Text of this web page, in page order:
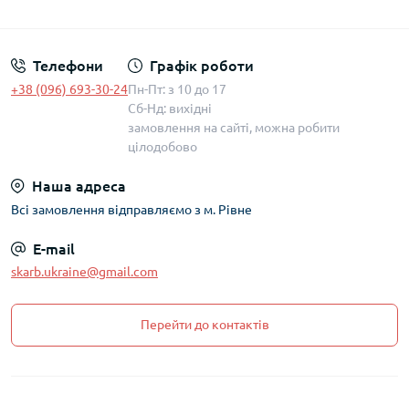
Телефони
+38 (096) 693-30-24
Графік роботи
Пн-Пт: з 10 до 17
Сб-Нд: вихідні
замовлення на сайті, можна робити
цілодобово
Наша адреса
Всі замовлення відправляємо з м. Рівне
E-mail
skarb.ukraine@gmail.com
Перейти до контактів